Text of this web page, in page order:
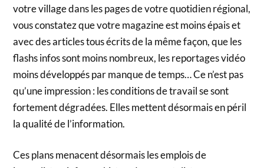
votre village dans les pages de votre quotidien régional,
vous constatez que votre magazine est moins épais et
avec des articles tous écrits de la même façon, que les
flashs infos sont moins nombreux, les reportages vidéo
moins développés par manque de temps… Ce n’est pas
qu’une impression : les conditions de travail se sont
fortement dégradées. Elles mettent désormais en péril
la qualité de l’information.
Ces plans menacent désormais les emplois de